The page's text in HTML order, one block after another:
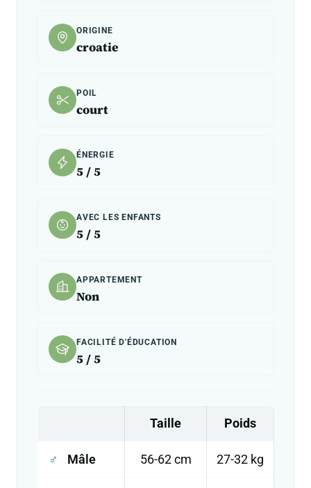
ORIGINE
croatie
POIL
court
ÉNERGIE
5 / 5
AVEC LES ENFANTS
5 / 5
APPARTEMENT
Non
FACILITÉ D'ÉDUCATION
5 / 5
Taille Poids
♂ Mâle 56-62 cm 27-32 kg